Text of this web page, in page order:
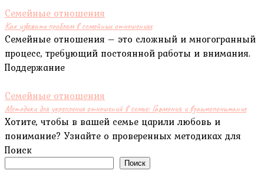
Семейные отношения
Как избежать проблем в семейных отношениях
Семейные отношения – это сложный и многогранный
процесс, требующий постоянной работы и внимания.
Поддержание
Семейные отношения
Методики для укрепления отношений в семье: Гармония и взаимопонимание
Хотите, чтобы в вашей семье царили любовь и
понимание? Узнайте о проверенных методиках для
Поиск
Поиск